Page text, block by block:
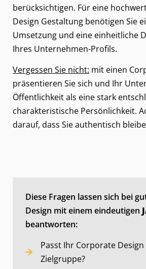
berücksichtigen. Für eine
Design Gestaltung benötigen Sie
Umsetzung und eine einheitliche
Ihres Unternehmen-Profils.
Vergessen Sie nicht: mit einen
präsentieren Sie sich und Ihr
Öffentlichkeit als eine stark
charakteristische Persönlichkeit.
darauf, dass Sie authentisch
Diese Fragen lassen sich bei
Design mit einem eindeutigen
beantworten:
Passt Ihr Corporate
Zielgruppe?